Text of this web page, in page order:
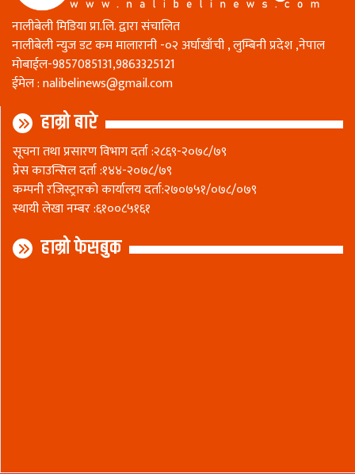
नालीबेली मिडिया प्रा.लि. द्वारा संचालित
नालीबेली न्युज डट कम मालारानी -०२ अर्घाखाँची , लुम्बिनी प्रदेश ,नेपाल
माेबाईल-9857085131,9863325121
ईमेल :nalibelinews@gmail.com
हाम्रो बारे
सूचना तथा प्रसारण विभाग दर्ता :२८६९-२०७८/७९
प्रेस काउन्सिल दर्ता :१४४-२०७८/७९
कम्पनी रजिस्ट्रारकाे कार्यालय दर्ता:२७०७५१/०७८/०७९
स्थायी लेखा नम्बर :६१००८५१६१
हाम्रो फेसबुक